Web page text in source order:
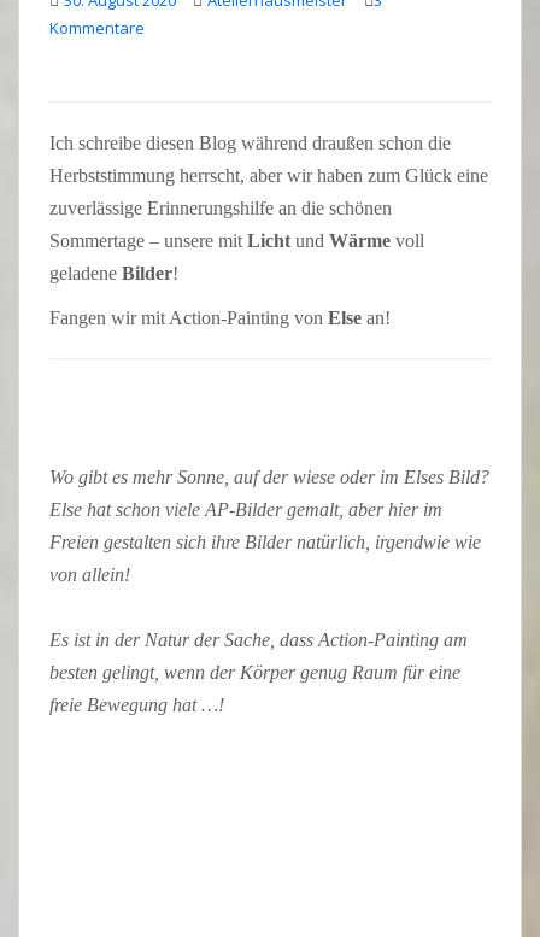
Kommentare
Ich schreibe diesen Blog während draußen schon die
Herbststimmung herrscht, aber wir haben zum Glück eine
zuverlässige Erinnerungshilfe an die schönen
Sommertage – unsere mit Licht und Wärme voll
geladene Bilder!
Fangen wir mit Action-Painting von Else an!
Wo gibt es mehr Sonne, auf der wiese oder im Elses Bild?
Else hat schon viele AP-Bilder gemalt, aber hier im
Freien gestalten sich ihre Bilder natürlich, irgendwie wie
von allein!
Es ist in der Natur der Sache, dass Action-Painting am
besten gelingt, wenn der Körper genug Raum für eine
freie Bewegung hat …!